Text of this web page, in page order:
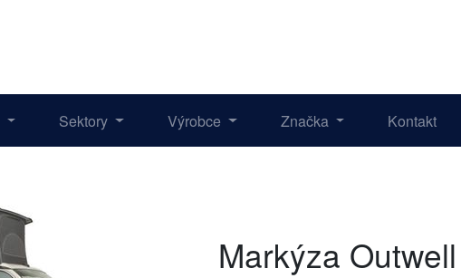
Sektory Výrobce Značka Kontakt
Markýza